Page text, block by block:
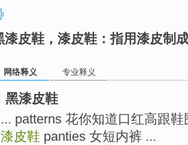
漆皮鞋，漆皮鞋：指用漆皮制
网络释义 专业释义
黑漆皮鞋
... patterns 花你知道口红高跟
漆皮鞋 panties 女短内裤 ...